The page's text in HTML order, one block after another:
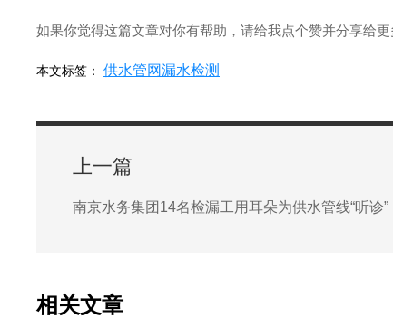
如果你觉得这篇文章对你有帮助，请给我点个赞并分享给
本文标签： 供水管网漏水检测
上一篇
南京水务集团14名检漏工用耳朵为供水管线“听诊”
相关文章